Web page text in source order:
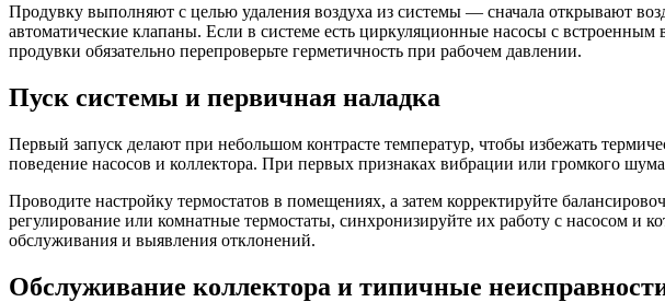
Продувку выполняют с целью удаления воздуха из системы — сначала открывают
автоматические клапаны. Если в системе есть циркуляционные насосы с
продувки обязательно перепроверьте герметичность при рабочем давлении.
Пуск системы и первичная наладка
Первый запуск делают при небольшом контрасте температур, чтобы избежать
поведение насосов и коллектора. При первых признаках вибрации или громкого
Проводите настройку термостатов в помещениях, а затем корректируйте
регулирование или комнатные термостаты, синхронизируйте их работу с насосом и
обслуживания и выявления отклонений.
Обслуживание коллектора и типичные